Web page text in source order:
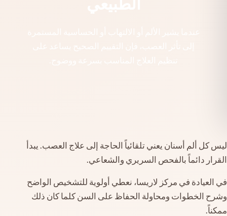
ليس كل ألم أسنان يعني تلقائياً الحاجة إلى علاج العصب. يبدأ
القرار دائماً بالفحص السريري والشعاعي.
في العيادة في مركز لاريسا، نعطي أولوية للتشخيص الواضح
وشرح الخطوات ومحاولة الحفاظ على السن كلما كان ذلك
ممكناً.